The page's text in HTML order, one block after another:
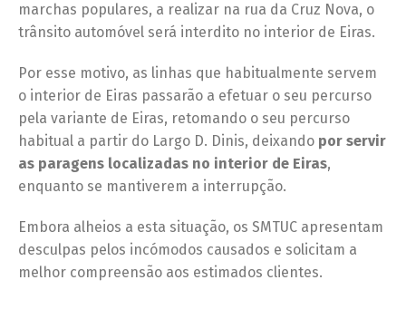
marchas populares, a realizar na rua da Cruz Nova, o
trânsito automóvel será interdito no interior de Eiras.
Por esse motivo, as linhas que habitualmente servem
o interior de Eiras passarão a efetuar o seu percurso
pela variante de Eiras, retomando o seu percurso
habitual a partir do Largo D. Dinis, deixando por servir
as paragens localizadas no interior de Eiras,
enquanto se mantiverem a interrupção.
Embora alheios a esta situação, os SMTUC apresentam
desculpas pelos incómodos causados e solicitam a
melhor compreensão aos estimados clientes.